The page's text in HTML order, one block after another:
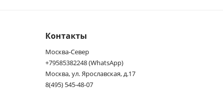
Контакты
Москва-Север
+79585382248 (WhatsApp)
Москва, ул. Ярославская, д.17
8(495) 545-48-07